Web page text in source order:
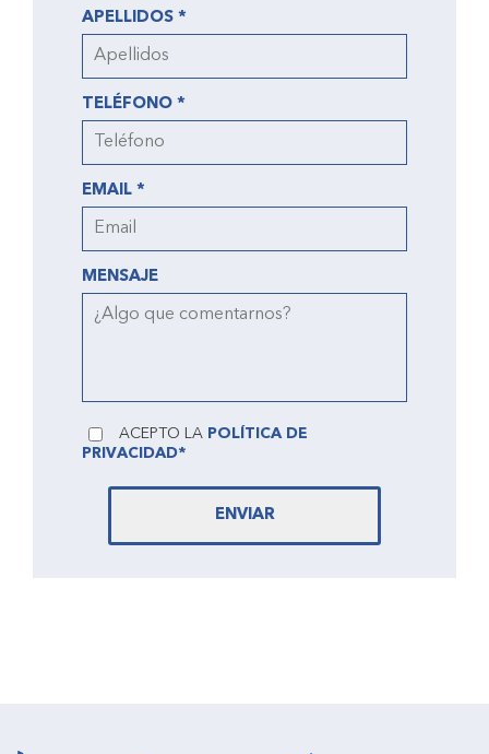
APELLIDOS *
TELÉFONO *
EMAIL *
MENSAJE
ACEPTO LA POLÍTICA DE
PRIVACIDAD*
ENVIAR